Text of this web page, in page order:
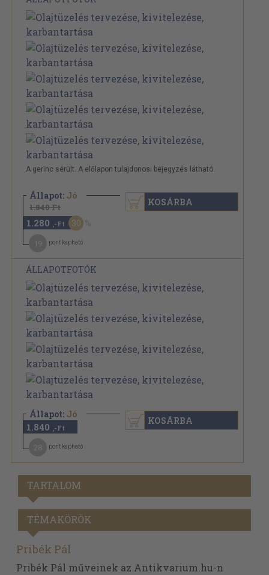
A gerinc sérült. A előlapon tulajdonosi bejegyzés látható.
Állapot: Jó
1.840 Ft
1.280 ,-Ft 30
pont kapható
KOSÁRBA
ÁLLAPOTFOTÓK
Állapot: Jó
1.840 ,-Ft
pont kapható
KOSÁRBA
TARTALOM
TÉMAKÖRÖK
Pribék Pál
Pribék Pál műveinek az Antikvarium.hu-n